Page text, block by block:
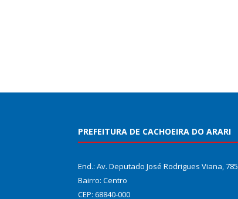
PREFEITURA DE CACHOEIRA DO ARARI
End.: Av. Deputado José Rodrigues Viana, 785
Bairro: Centro
CEP: 68840-000